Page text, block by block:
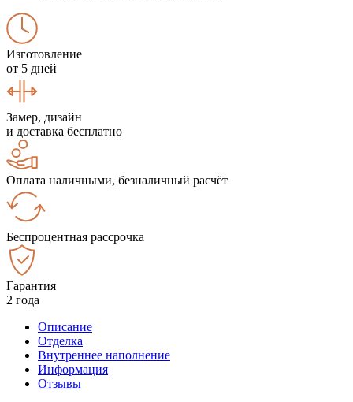
Изготовление
от 5 дней
Замер, дизайн
и доставка бесплатно
Оплата наличными, безналичный расчёт
Беспроцентная рассрочка
Гарантия
2 года
Описание
Отделка
Внутреннее наполнение
Информация
Отзывы